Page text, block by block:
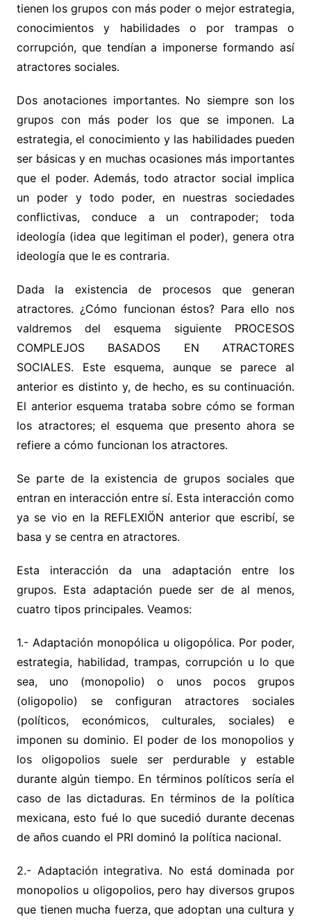
tienen los grupos con más poder o mejor estrategia,
conocimientos y habilidades o por trampas o
corrupción, que tendían a imponerse formando así
atractores sociales.
Dos anotaciones importantes. No siempre son los
grupos con más poder los que se imponen. La
estrategia, el conocimiento y las habilidades pueden
ser básicas y en muchas ocasiones más importantes
que el poder. Además, todo atractor social implica
un poder y todo poder, en nuestras sociedades
conflictivas, conduce a un contrapoder; toda
ideología (idea que legitiman el poder), genera otra
ideología que le es contraria.
Dada la existencia de procesos que generan
atractores. ¿Cómo funcionan éstos? Para ello nos
valdremos del esquema siguiente PROCESOS
COMPLEJOS BASADOS EN ATRACTORES
SOCIALES. Este esquema, aunque se parece al
anterior es distinto y, de hecho, es su continuación.
El anterior esquema trataba sobre cómo se forman
los atractores; el esquema que presento ahora se
refiere a cómo funcionan los atractores.
Se parte de la existencia de grupos sociales que
entran en interacción entre sí. Esta interacción como
ya se vio en la REFLEXIÖN anterior que escribí, se
basa y se centra en atractores.
Esta interacción da una adaptación entre los
grupos. Esta adaptación puede ser de al menos,
cuatro tipos principales. Veamos:
1.- Adaptación monopólica u oligopólica. Por poder,
estrategia, habilidad, trampas, corrupción u lo que
sea, uno (monopolio) o unos pocos grupos
(oligopolio) se configuran atractores sociales
(políticos, económicos, culturales, sociales) e
imponen su dominio. El poder de los monopolios y
los oligopolios suele ser perdurable y estable
durante algún tiempo. En términos políticos sería el
caso de las dictaduras. En términos de la política
mexicana, esto fué lo que sucedió durante decenas
de años cuando el PRI dominó la política nacional.
2.- Adaptación integrativa. No está dominada por
monopolios u oligopolios, pero hay diversos grupos
que tienen mucha fuerza, que adoptan una cultura y